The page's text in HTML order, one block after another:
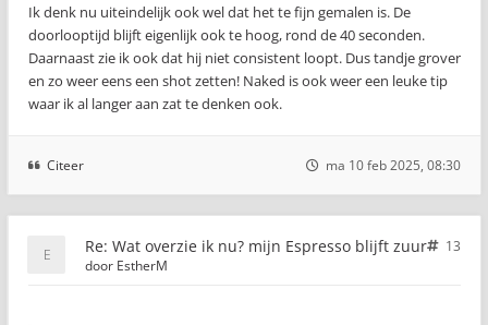
Ik denk nu uiteindelijk ook wel dat het te fijn gemalen is. De
doorlooptijd blijft eigenlijk ook te hoog, rond de 40 seconden.
Daarnaast zie ik ook dat hij niet consistent loopt. Dus tandje grover
en zo weer eens een shot zetten! Naked is ook weer een leuke tip
waar ik al langer aan zat te denken ook.
Citeer ma 10 feb 2025, 08:30
Re: Wat overzie ik nu? mijn Espresso blijft zuur
13
door EstherM